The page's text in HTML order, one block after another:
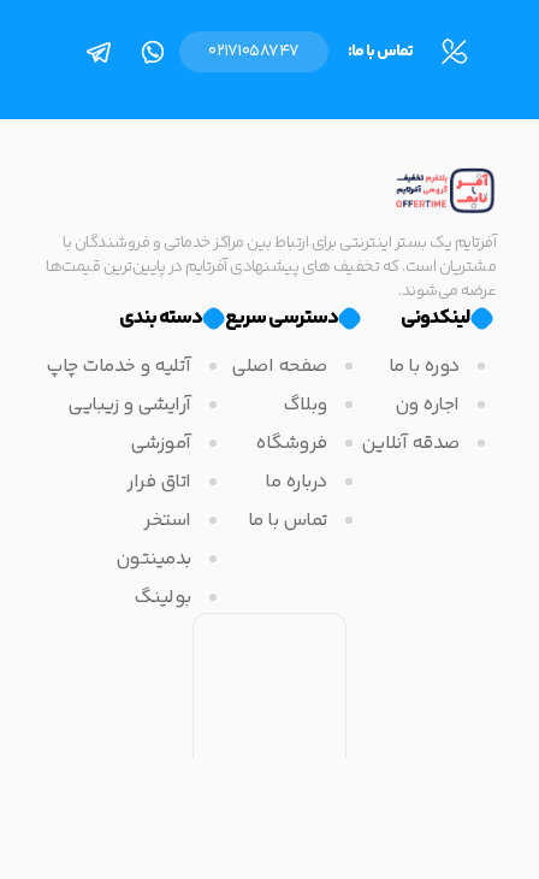
تماس با ما: 02171058747
آفرتایم یک بستر اینترنتی برای ارتباط بین مراکز خدماتی و فروشندگان با
مشتریان است. که تخفیف های پیشنهادی آفرتایم در پایین‌ترین قیمت‌ها
عرضه می‌شوند.
لینکدونی
دوره با ما
اجاره ون
صدقه آنلاین
دسترسی سریع
صفحه اصلی
وبلاگ
فروشگاه
درباره ما
تماس با ما
دسته بندی
آتلیه و خدمات چاپ
آرایشی و زیبایی
آموزشی
اتاق فرار
استخر
بدمینتون
بولینگ